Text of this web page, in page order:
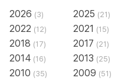
2026 (3) 2025 (21)
2022 (12) 2021 (15)
2018 (17) 2017 (21)
2014 (16) 2013 (25)
2010 (35) 2009 (51)